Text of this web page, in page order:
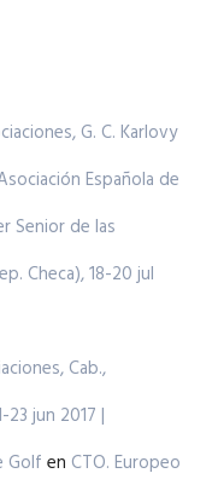
G. C. Karlovy
Española de
Senior de las
Checa), 18-20 jul
Cab.,
jun 2017 |
Golf en CTO. Europeo